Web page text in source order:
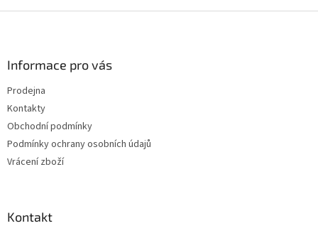
v
Informace pro vás
Prodejna
Kontakty
Obchodní podmínky
Podmínky ochrany osobních údajů
Vrácení zboží
Kontakt